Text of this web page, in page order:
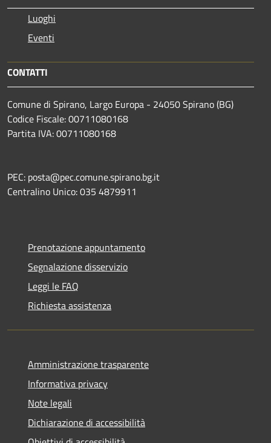
Luoghi
Eventi
CONTATTI
Comune di Spirano, Largo Europa - 24050 Spirano (BG)
Codice Fiscale: 00711080168
Partita IVA: 00711080168
PEC: posta@pec.comune.spirano.bg.it
Centralino Unico: 035 4879911
Prenotazione appuntamento
Segnalazione disservizio
Leggi le FAQ
Richiesta assistenza
Amministrazione trasparente
Informativa privacy
Note legali
Dichiarazione di accessibilità